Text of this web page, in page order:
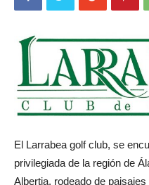
El Larrabea golf club, se
privilegiada de la región de
Albertia, rodeado de